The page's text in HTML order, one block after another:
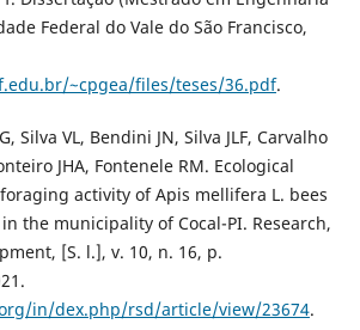
Federal do Vale do São Francisco,
~cpgea/files/teses/36.pdf.
Silva VL, Bendini JN, Silva JLF, Carvalho
JHA, Fontenele RM. Ecological
activity of Apis mellifera L. bees
the municipality of Cocal-PI. Research,
[S. l.], v. 10, n. 16, p.
in/dex.php/rsd/article/view/23674.